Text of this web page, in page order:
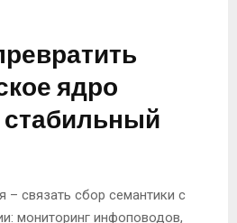
ядро
стабильный
– связать сбор семантики с
мониторинг инфоповодов,